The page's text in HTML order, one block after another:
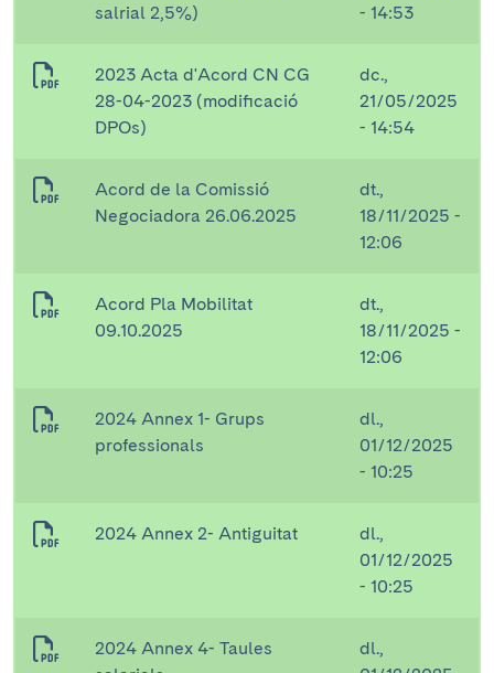
salrial 2,5%)
- 14:53
2023 Acta d'Acord CN CG
28-04-2023 (modificació
DPOs)
dc.,
21/05/2025
- 14:54
Acord de la Comissió
Negociadora 26.06.2025
dt.,
18/11/2025 -
12:06
Acord Pla Mobilitat
09.10.2025
dt.,
18/11/2025 -
12:06
2024 Annex 1- Grups
professionals
dl.,
01/12/2025
- 10:25
2024 Annex 2- Antiguitat
dl.,
01/12/2025
- 10:25
2024 Annex 4- Taules
dl.,